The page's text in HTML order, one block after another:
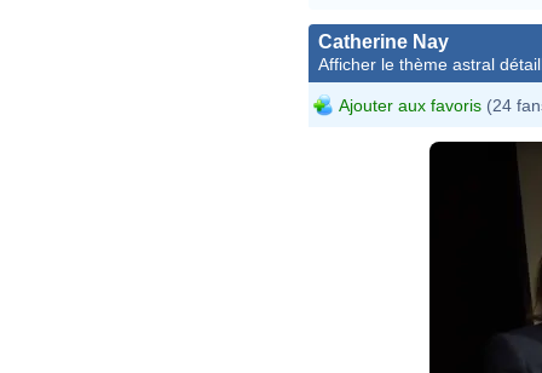
Catherine Nay
Afficher le thème astral
Ajouter aux favoris (24